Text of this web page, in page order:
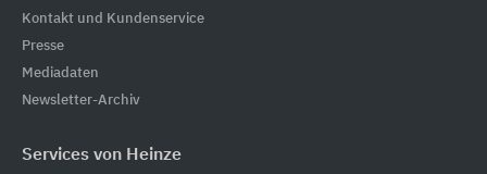
Kontakt und Kundenservice
Presse
Mediadaten
Newsletter-Archiv
Services von Heinze